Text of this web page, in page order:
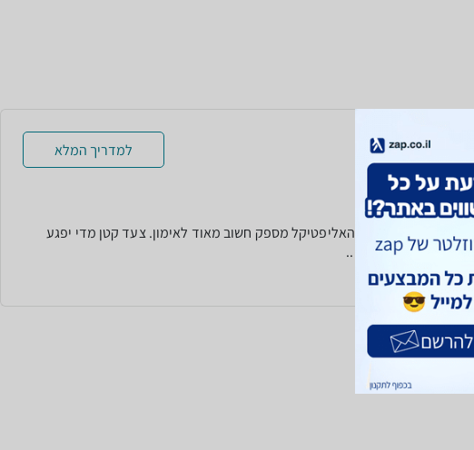
למדריך המלא
אורך הצעד
אורך הצעד שהאליפטיקל מספק חשוב מאוד לאימון. צעד קטן מדי יפגע
באימון ויגרום...
קרא עוד